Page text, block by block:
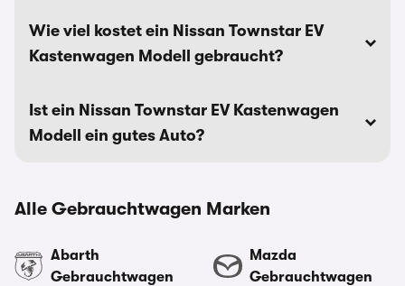
Wie viel kostet ein Nissan Townstar EV
Kastenwagen Modell gebraucht?
Ist ein Nissan Townstar EV Kastenwagen
Modell ein gutes Auto?
Alle Gebrauchtwagen Marken
Abarth
Gebrauchtwagen
Mazda
Gebrauchtwagen